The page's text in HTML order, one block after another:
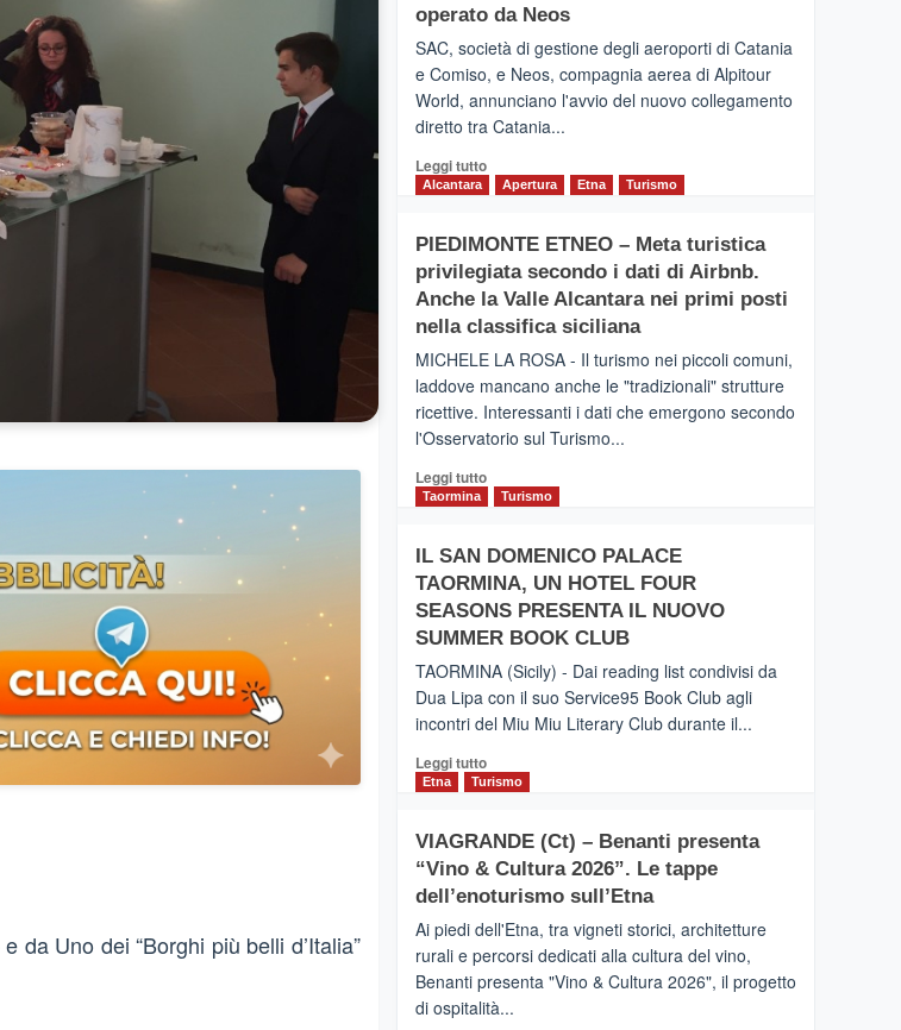
da Uno dei “Borghi più belli d’Italia”
operato da Neos
SAC, società di gestione degli aeroporti di Catania
e Comiso, e Neos, compagnia aerea di Alpitour
World, annunciano l'avvio del nuovo collegamento
diretto tra Catania...
Leggi tuttoLeggi
CATANIA
–
Inaugurato
il
collegamento
tra
Catania
e
operato
da
Alcantara Apertura Etna Turismo
PIEDIMONTE ETNEO – Meta turistica
privilegiata secondo i dati di Airbnb.
Anche la Valle Alcantara nei primi posti
nella classifica siciliana
MICHELE LA ROSA - Il turismo nei piccoli comuni,
laddove mancano anche le "tradizionali" strutture
ricettive. Interessanti i dati che emergono secondo
l'Osservatorio sul Turismo...
Leggi tuttoLeggi
PIEDIMONTE
ETNEO
–
Meta
privilegiata
secondo
i
di
Airbnb.
la
Valle
Alcantara
nei
primi
classifica
siciliana
Taormina Turismo
IL SAN DOMENICO PALACE
TAORMINA, UN HOTEL FOUR
SEASONS PRESENTA IL NUOVO
SUMMER BOOK CLUB
TAORMINA (Sicily) - Dai reading list condivisi da
Dua Lipa con il suo Service95 Book Club agli
incontri del Miu Miu Literary Club durante il...
Leggi tuttoLeggi
di
IL
SAN
DOMENICO
TAORMINA,
UN
HOTEL
FOUR
Etna Turismo
VIAGRANDE (Ct) – Benanti presenta
“Vino & Cultura 2026”. Le tappe
dell’enoturismo sull’Etna
Ai piedi dell'Etna, tra vigneti storici, architetture
rurali e percorsi dedicati alla cultura del vino,
Benanti presenta "Vino & Cultura 2026", il progetto
di ospitalità...